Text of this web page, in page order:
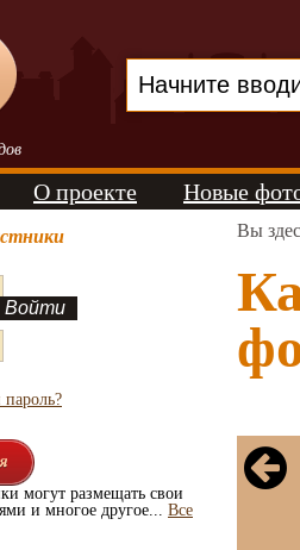
О проекте Новые
могут размещать свои
и многое другое... Все
Вы